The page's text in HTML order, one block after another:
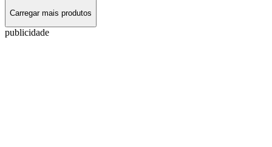
Carregar mais produtos
publicidade